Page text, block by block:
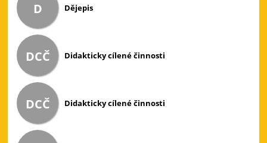
D Dějepis
DCČ Didakticky cílené činnosti
DCČ Didakticky cílené činnosti